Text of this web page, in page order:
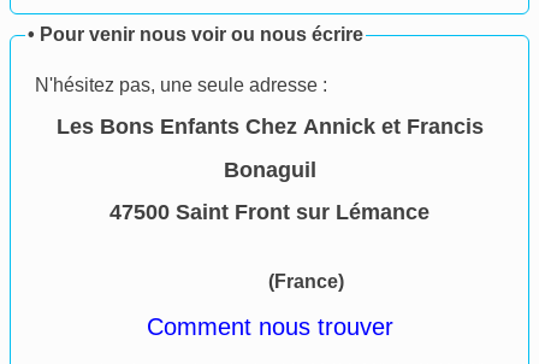
• Pour venir nous voir ou nous écrire
N'hésitez pas, une seule adresse :
Les Bons Enfants Chez Annick et Francis
Bonaguil
47500 Saint Front sur Lémance​
(France)
Comment nous trouver